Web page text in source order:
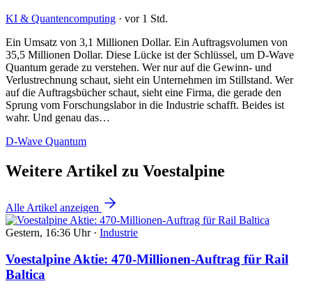
KI & Quantencomputing · vor 1 Std.
Ein Umsatz von 3,1 Millionen Dollar. Ein Auftragsvolumen von
35,5 Millionen Dollar. Diese Lücke ist der Schlüssel, um D-Wave
Quantum gerade zu verstehen. Wer nur auf die Gewinn- und
Verlustrechnung schaut, sieht ein Unternehmen im Stillstand. Wer
auf die Auftragsbücher schaut, sieht eine Firma, die gerade den
Sprung vom Forschungslabor in die Industrie schafft. Beides ist
wahr. Und genau das…
D-Wave Quantum
Weitere Artikel zu Voestalpine
Alle Artikel anzeigen
Gestern, 16:36 Uhr · Industrie
Voestalpine Aktie: 470-Millionen-Auftrag für Rail
Baltica